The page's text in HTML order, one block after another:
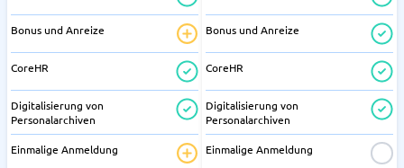
Bonus und Anreize
CoreHR
Digitalisierung von
Personalarchiven
Einmalige Anmeldung
Bonus und Anreize
CoreHR
Digitalisierung von
Personalarchiven
Einmalige Anmeldung